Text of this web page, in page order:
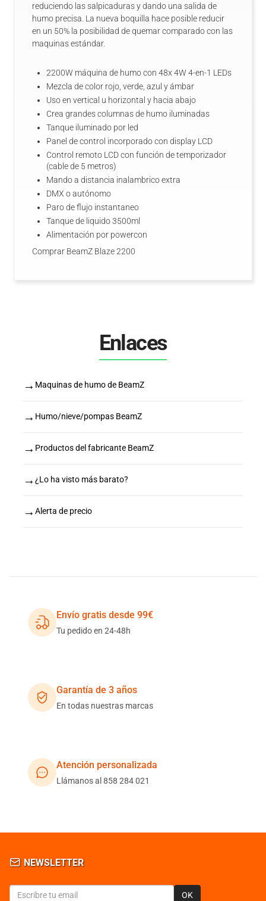
reduciendo las salpicaduras y dando una salida de
humo precisa. La nueva boquilla hace posible reducir
en un 50% la posibilidad de quemar comparado con las
maquinas estándar.
2200W máquina de humo con 48x 4W 4-en-1 LEDs
Mezcla de color rojo, verde, azul y ámbar
Uso en vertical u horizontal y hacia abajo
Crea grandes columnas de humo iluminadas
Tanque iluminado por led
Panel de control incorporado con display LCD
Control remoto LCD con función de temporizador
(cable de 5 metros)
Mando a distancia inalambrico extra
DMX o autónomo
Paro de flujo instantaneo
Tanque de liquido 3500ml
Alimentación por powercon
Comprar BeamZ Blaze 2200
Enlaces
→ Maquinas de humo de BeamZ
→ Humo/nieve/pompas BeamZ
→ Productos del fabricante BeamZ
→ ¿Lo ha visto más barato?
→ Alerta de precio
Envío gratis desde 99€
Tu pedido en 24-48h
Garantía de 3 años
En todas nuestras marcas
Atención personalizada
Llámanos al 858 284 021
NEWSLETTER
OK